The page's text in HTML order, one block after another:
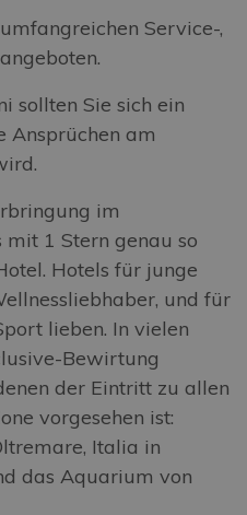
Service-,
sollten Sie sich ein
Ansprüchen am
im
1 Stern genau so
Hotels für junge
und für
lieben. In vielen
Bewirtung
der Eintritt zu allen
vorgesehen ist:
Italia in
das Aquarium von